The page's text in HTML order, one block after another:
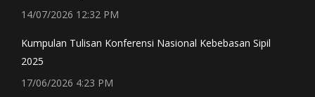
14/07/2026 12:32 PM
Kumpulan Tulisan Konferensi Nasional Kebebasan Sipil
2025
17/06/2026 4:23 PM